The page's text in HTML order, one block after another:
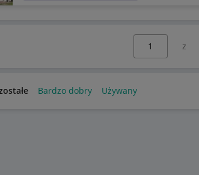
z
Bardzo dobry Używany